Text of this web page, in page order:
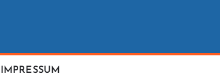
IMPRESSUM